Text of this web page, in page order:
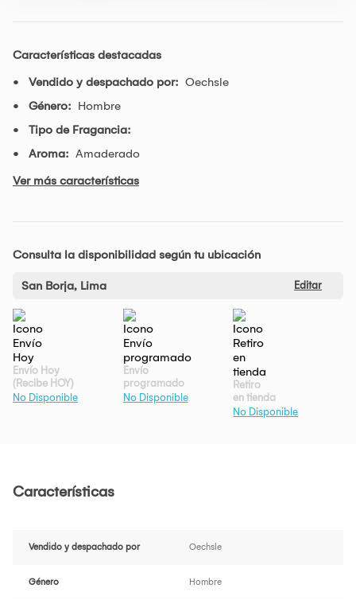
Características destacadas
Vendido y despachado por: Oechsle
Género: Hombre
Tipo de Fragancia:
Aroma: Amaderado
Ver más características
Consulta la disponibilidad según tu ubicación
San Borja, Lima Editar
Envío Hoy
(Recibe HOY)
No Disponible
Envío
programado
No Disponible
Retiro
en tienda
No Disponible
Características
Vendido y despachado por Oechsle
Género Hombre